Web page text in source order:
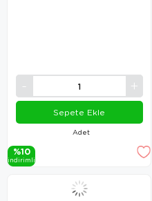
Adet
Sepete Ekle
%10
i̇ndi̇ri̇mli̇